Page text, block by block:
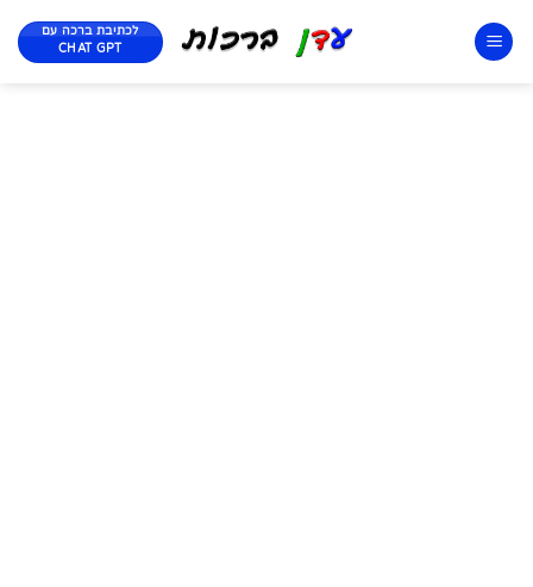
לכתיבת ברכה עם
CHAT GPT